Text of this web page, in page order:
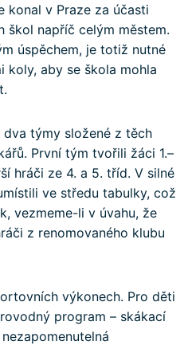
konal v Praze za účasti
škol napříč celým městem.
úspěchem, je totiž nutné
koly, aby se škola mohla
týmy složené z těch
První tým tvořili žáci 1.–
hráči ze 4. a 5. tříd. V silné
ve středu tabulky, což
vezmeme-li v úvahu, že
z renomovaného klubu
výkonech. Pro děti
program – skákací